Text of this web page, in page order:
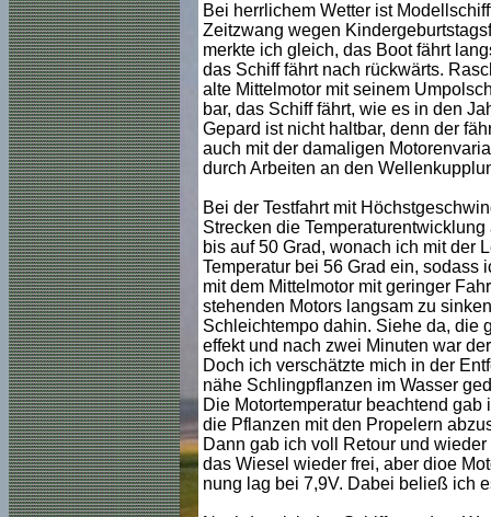
Bei herrlichem Wetter ist
Zeitzwang wegen
merkte ich gleich, das Boot fährt
das Schiff fährt nach rückwärts.
alte Mittelmotor mit seinem
bar, das Schiff fährt, wie es in den
Gepard ist nicht haltbar, denn der
auch mit der damaligen
durch Arbeiten an den
Bei der Testfahrt mit
Strecken die
bis auf 50 Grad, wonach ich mit der
Temperatur bei 56 Grad ein, sodass
mit dem Mittelmotor mit geringer
stehenden Motors langsam zu
Schleichtempo dahin. Siehe da, die
effekt und nach zwei Minuten war
Doch ich verschätzte mich in der
nähe Schlingpflanzen im Wasser
Die Motortemperatur beachtend
die Pflanzen mit den Propelern
Dann gab ich voll Retour und
das Wiesel wieder frei, aber dioe
nung lag bei 7,9V. Dabei beließ ich